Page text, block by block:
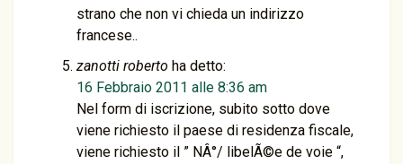
strano che non vi chieda un indirizzo
francese..
zanotti roberto ha detto:
16 Febbraio 2011 alle 8:36 am
Nel form di iscrizione, subito sotto dove
viene richiesto il paese di residenza fiscale,
viene richiesto il ” NÂ°/ libelÃ©e de voie “,